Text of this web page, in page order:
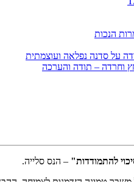
הנכות
על סדנה נפלאה ועוצמתית
וחרדה – תודה והערכה
להתמודדות" – הנס סלייה.